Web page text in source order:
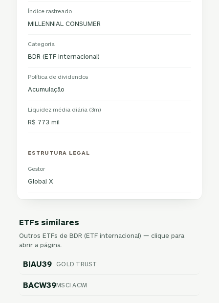
Índice rastreado
MILLENNIAL CONSUMER
Categoria
BDR (ETF internacional)
Política de dividendos
Acumulação
Liquidez média diária (3m)
R$ 773 mil
ESTRUTURA LEGAL
Gestor
Global X
ETFs similares
Outros ETFs de BDR (ETF internacional) — clique para
abrir a página.
BIAU39 GOLD TRUST
BACW39MSCI ACWI